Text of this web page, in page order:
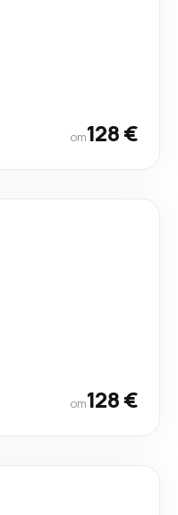
от128 €
от128 €